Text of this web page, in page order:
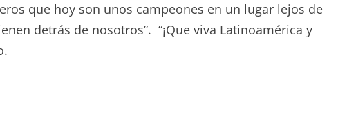
que hoy son unos campeones en un lugar lejos de
detrás de nosotros”. “¡Que viva Latinoamérica y